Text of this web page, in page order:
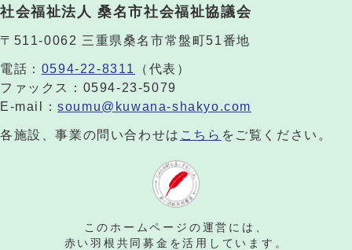
社会福祉法人 桑名市社会福祉協議会
〒511-0062 三重県桑名市常盤町51番地
電話： 0594-22-8311
（代表）
ファックス：0594-23-5079
E-mail：soumu@kuwana-shakyo.com
各施設、事業の問い合わせは こちら をご覧ください。
このホームページの運営には、
赤い羽根共同募金を活用しています。